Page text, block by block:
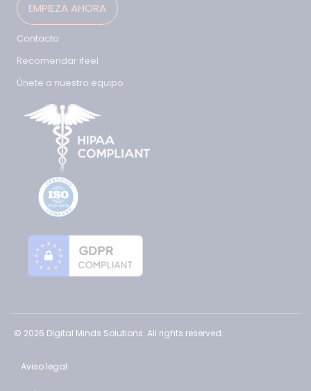
EMPIEZA AHORA
Contacto
Recomendar ifeel
Únete a nuestro equipo
© 2026 Digital Minds Solutions. All rights reserved.
Aviso legal